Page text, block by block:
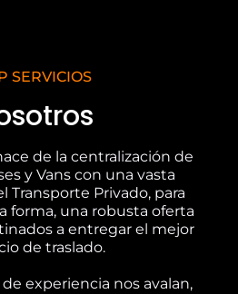
SERVICIOS
de la centralización de
y Vans con una vasta
Transporte Privado, para
forma, una robusta oferta
a entregar el mejor
de traslado.
experiencia nos avalan,